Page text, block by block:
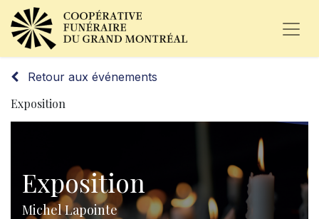
Retour aux événements
Exposition
Exposition
Michel Lapointe